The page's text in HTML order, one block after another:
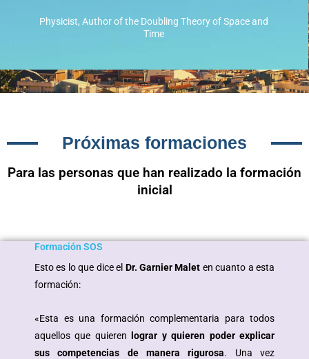
Physicist, Author of the Doubling Theory of Space and
Time
Próximas formaciones
Para las personas que han realizado la formación
inicial
Formación SOS
Esto es lo que dice el Dr. Garnier Malet en cuanto a esta
formación:
«Esta es una formación complementaria para todos
aquellos que quieren
lograr y quieren poder explicar
sus competencias de manera rigurosa. Una vez